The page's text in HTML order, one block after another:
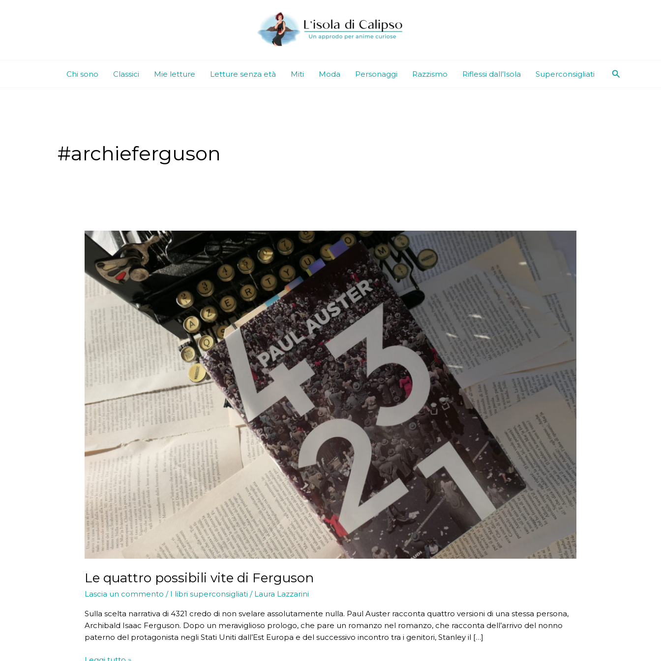
Chi sono Classici Mie letture Letture senza età Miti Moda Personaggi Razzismo Riflessi dall’Isola Superconsigliati Cerca
#archieferguson
Le quattro possibili vite di Ferguson
Lascia un commento / I libri superconsigliati / Laura Lazzarini
Sulla scelta narrativa di 4321 credo di non svelare assolutamente nulla. Paul Auster racconta quattro versioni di una stessa persona,
Archibald Isaac Ferguson. Dopo un meraviglioso prologo, che pare un romanzo nel romanzo, che racconta dell’arrivo del nonno
paterno del protagonista negli Stati Uniti dall’Est Europa e del successivo incontro tra i genitori, Stanley il […]